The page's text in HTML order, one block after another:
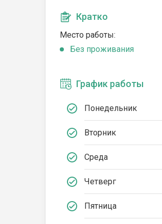
Кратко
Место работы:
Без проживания
График работы
Понедельник
Вторник
Среда
Четверг
Пятница